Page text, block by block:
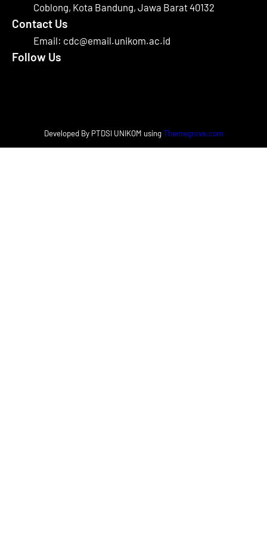
Coblong, Kota Bandung, Jawa Barat 40132
Contact Us
Email: cdc@email.unikom.ac.id
Follow Us
Developed By PTDSI UNIKOM usingThemegrove.com